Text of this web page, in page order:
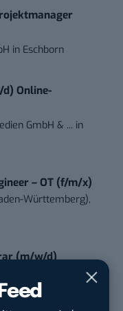
in Eschborn
Online-
GmbH & ... in
– OT (f/m/x)
Württemberg),
(m/w/d)
& Co...